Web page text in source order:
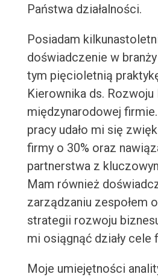
Państwa działalności.
Posiadam
doświadczenie w
tym pięcioletnią
Kierownika ds. Rozwoju
międzynarodowej
pracy udało mi się
firmy o 30% oraz
partnerstwa z
Mam również
zarządzaniu zespołem
strategii rozwoju
mi osiągnąć działy cele
Moje umiejętności